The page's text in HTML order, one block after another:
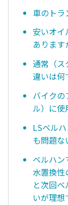
車のトラ
安いオイ
あります
通常（ス
違いは何
バイクの
ル）に使
LSベル
も問題な
ベルハン
水置換性
と次回
いが理想